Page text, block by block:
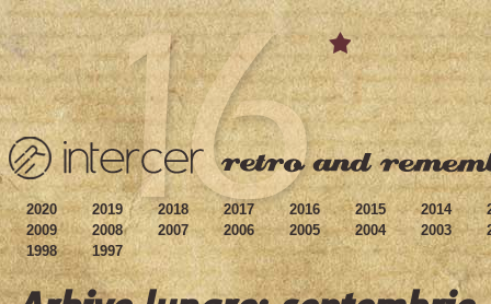
2020 2019 2018 2017 2016 2015 2014
2009
2008 2007 2006 2005 2004 2003
1998
1997